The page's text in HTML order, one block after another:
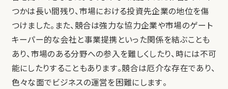
つかは長い間残り、市場における投資先企業の地位を傷
つけました。また、競合は強力な協力企業や市場のゲート
キーパー的な会社と事業提携といった関係を結ぶことも
あり、市場のある分野への参入を難しくしたり、時には不可
能にしたりすることもあります。競合は厄介な存在であり、
色々な面でビジネスの運営を困難にします。